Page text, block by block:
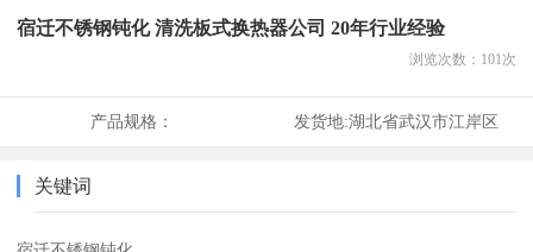
宿迁不锈钢钝化 清洗板式换热器公司 20年行业经验
浏览次数： 101次
产品规格： 发货地:湖北省武汉市江岸区
关键词